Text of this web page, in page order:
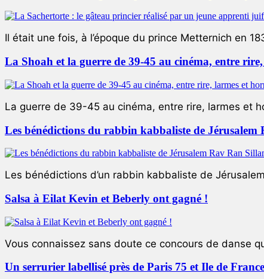
Il était une fois, à l’époque du prince Metternich en
La Shoah et la guerre de 39-45 au cinéma, entre
La guerre de 39-45 au cinéma, entre rire, larmes et
Les bénédictions du rabbin kabbaliste de
Les bénédictions d’un rabbin kabbaliste de
Salsa à Eilat Kevin et Beberly ont gagné !
Vous connaissez sans doute ce concours de danse
Un serrurier labellisé près de Paris 75 et Ile de